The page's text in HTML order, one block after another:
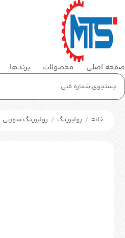
صفحه اصلی محصولات برندها
خانه / رولبرینگ / رولبرینگ سوزنی